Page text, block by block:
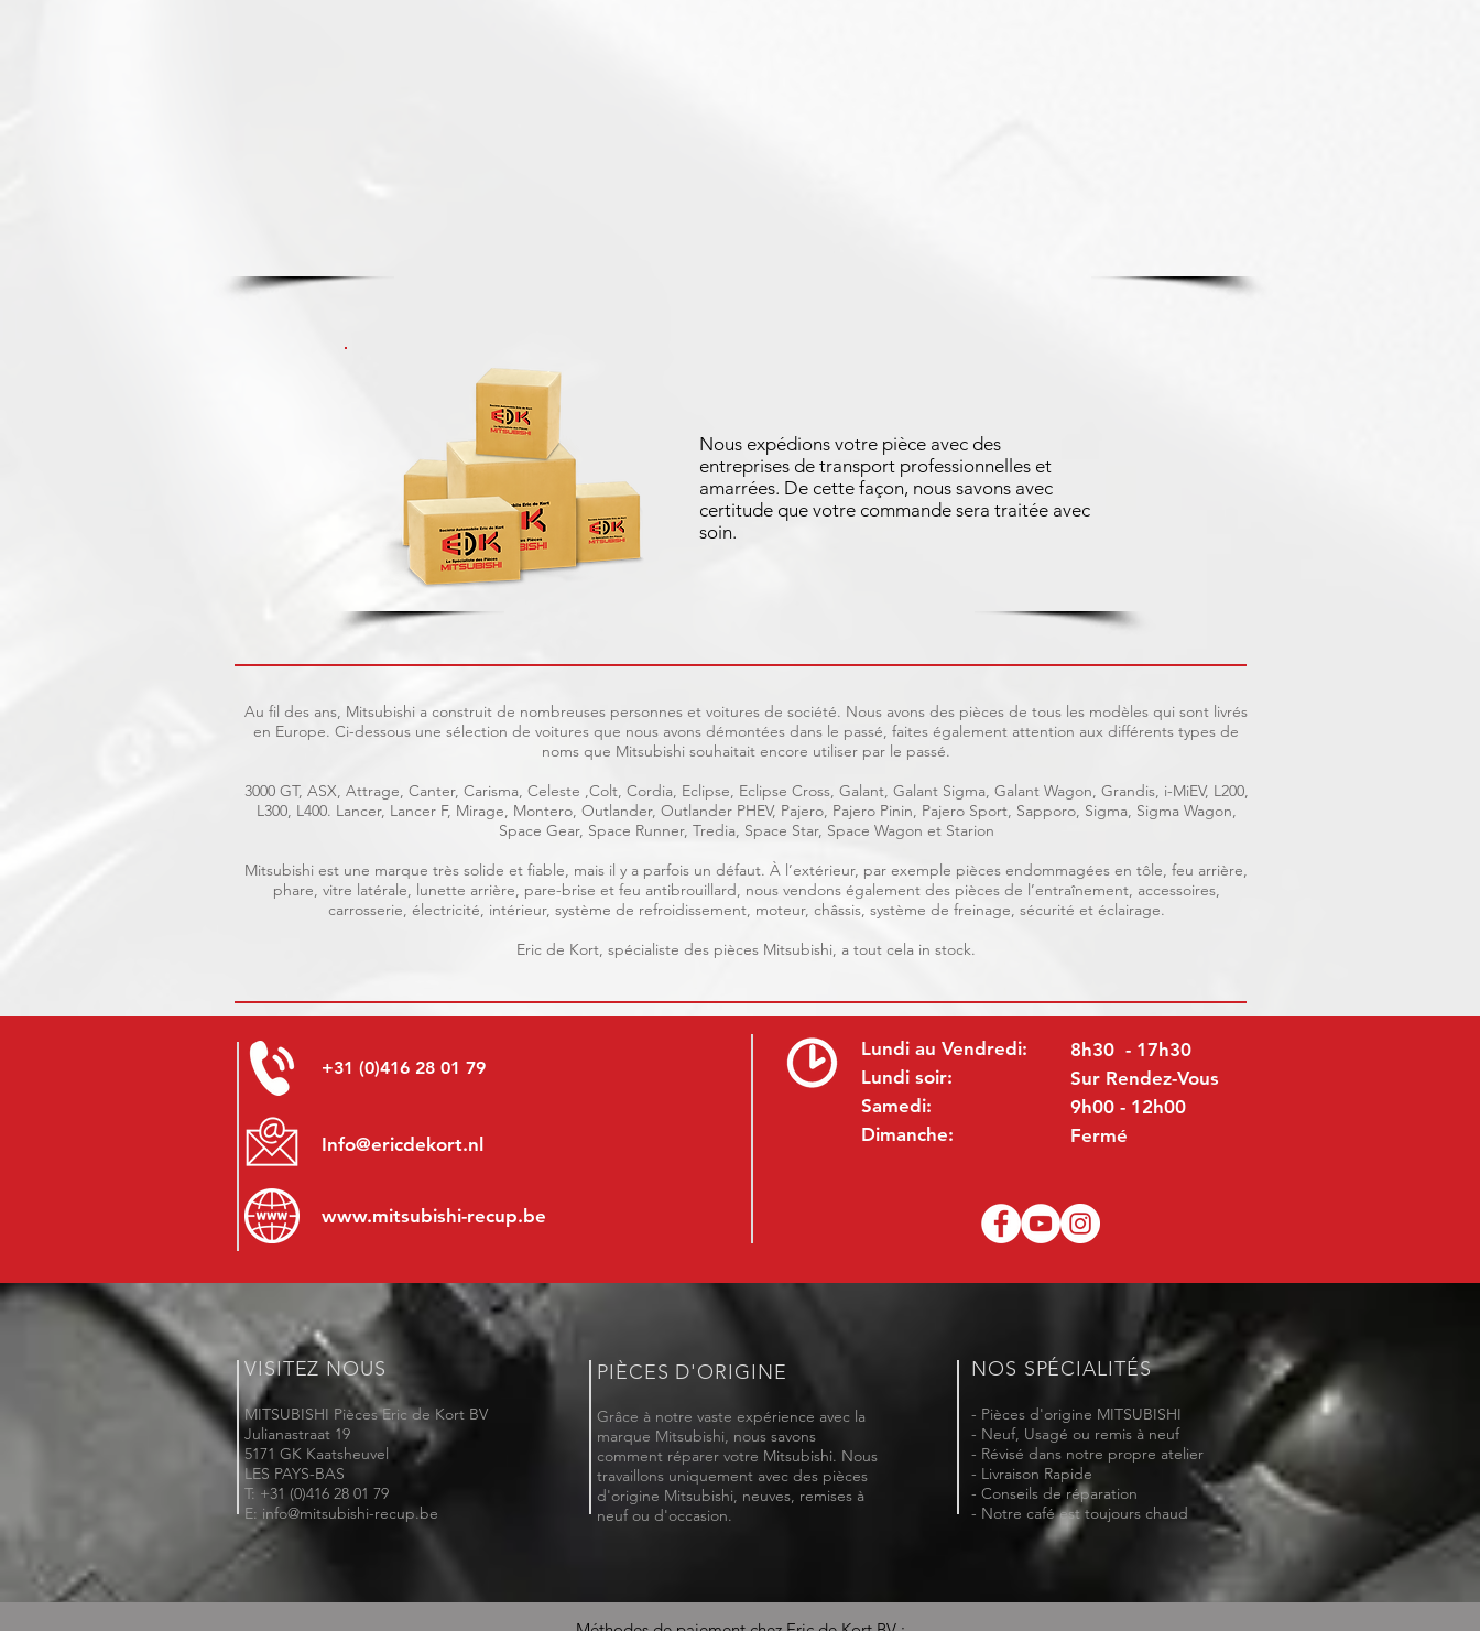
Nous expédions votre pièce avec des
entreprises de transport professionnelles et
amarrées. De cette façon, nous savons avec
certitude que votre commande sera traitée avec
soin.
Au fil des ans, Mitsubishi a construit de nombreuses personnes et voitures de société. Nous avons des pièces de tous les modèles qui sont livrés
en Europe. Ci-dessous une sélection de voitures que nous avons démontées dans le passé, faites également attention aux différents types de
noms que Mitsubishi souhaitait encore utiliser par le passé.
3000 GT, ASX, Attrage, Canter, Carisma, Celeste ,Colt, Cordia, Eclipse, Eclipse Cross, Galant, Galant Sigma, Galant Wagon, Grandis, i-MiEV, L200,
L300, L400. Lancer, Lancer F, Mirage, Montero, Outlander, Outlander PHEV, Pajero, Pajero Pinin, Pajero Sport, Sapporo, Sigma, Sigma Wagon,
Space Gear, Space Runner, Tredia, Space Star, Space Wagon et Starion
Mitsubishi est une marque très solide et fiable, mais il y a parfois un défaut. À l’extérieur, par exemple pièces endommagées en tôle, feu arrière,
phare, vitre latérale, lunette arrière, pare-brise et feu antibrouillard, nous vendons également des pièces de l’entraînement, accessoires,
carrosserie, électricité, intérieur, système de refroidissement, moteur, châssis, système de freinage, sécurité et éclairage.
Eric de Kort, spécialiste des pièces Mitsubishi, a tout cela in stock.
Info@ericdekort.nl
www.mitsubishi-recup.be
+31 (0)416 28 01 79
Lundi au Vendredi:
Lundi soir:
Samedi:
Dimanche:
8h30 - 17h30
Sur Rendez-Vous
9h00 - 12h00
Fermé
VISITEZ NOUS
MITSUBISHI Pièces Eric de Kort BV
Julianastraat 19
5171 GK Kaatsheuvel
LES PAYS-BAS
T: +31 (0)416 28 01 79
E: info@mitsubishi-recup.be
PIÈCES D'ORIGINE
Grâce à notre vaste expérience avec la
marque Mitsubishi, nous savons
comment réparer votre Mitsubishi. Nous
travaillons uniquement avec des pièces
d'origine Mitsubishi, neuves, remises à
neuf ou d'occasion.
NOS SPÉCIALITÉS
- Pièces d'origine MITSUBISHI
- Neuf, Usagé ou remis à neuf
- Révisé dans notre propre atelier
- Livraison Rapide
- Conseils de réparation
- Notre café est toujours chaud